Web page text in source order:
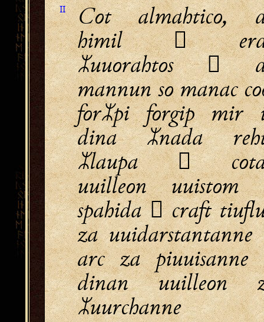
II
Cot almahtico,
himil 
uuorahtos 
mannun so manac
forpi forgip mir
dina nada
laupa 
uuilleon uuistom
spahida  craft
za
arc za
dinan uuilleon
uurchanne